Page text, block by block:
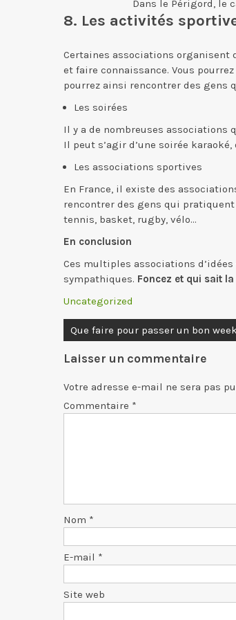
Dans le Périgord, le
8. Les activités
Certaines associations organisent
et faire connaissance. Vous
pourrez ainsi rencontrer des gens
Les soirées
Il y a de nombreuses associations
Il peut s’agir d’une soirée
Les associations sportives
En France, il existe des
rencontrer des gens qui
tennis, basket, rugby, vélo…
En conclusion
Ces multiples associations
sympathiques. Foncez et qui sait
Uncategorized
Navigation
de
l’article
Que faire pour passer un bon
Laisser un commentaire
Votre adresse e-mail ne sera pas
Commentaire *
Nom *
E-mail *
Site web